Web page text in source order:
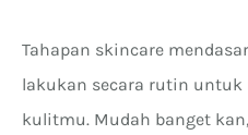
Tahapan skincare
lakukan secara rutin untuk
kulitmu. Mudah banget